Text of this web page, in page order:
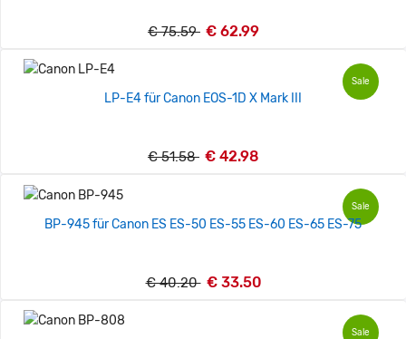
€ 75.59 € 62.99
Sale
LP-E4 für Canon EOS-1D X Mark III
€ 51.58 € 42.98
Sale
BP-945 für Canon ES ES-50 ES-55 ES-60 ES-65 ES-75
€ 40.20 € 33.50
Sale